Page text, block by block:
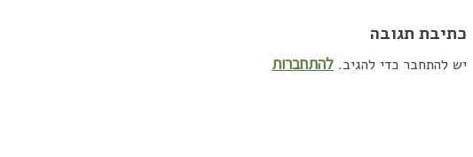
כתיבת תגובה
יש להתחבר כדי להגיב. להתחברות